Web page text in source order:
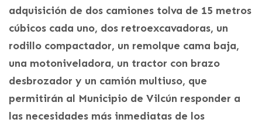
adquisición de dos camiones tolva de 15 metros
cúbicos cada uno, dos retroexcavadoras, un
rodillo compactador, un remolque cama baja,
una motoniveladora, un tractor con brazo
desbrozador y un camión multiuso, que
permitirán al Municipio de Vilcún responder a
las necesidades más inmediatas de los